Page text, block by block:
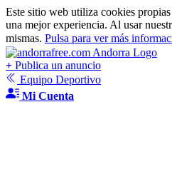
Este sitio web utiliza cookies
una mejor experiencia. Al usar
mismas. Pulsa para ver más
+ Publica un anuncio
Equipo Deportivo
Mi Cuenta